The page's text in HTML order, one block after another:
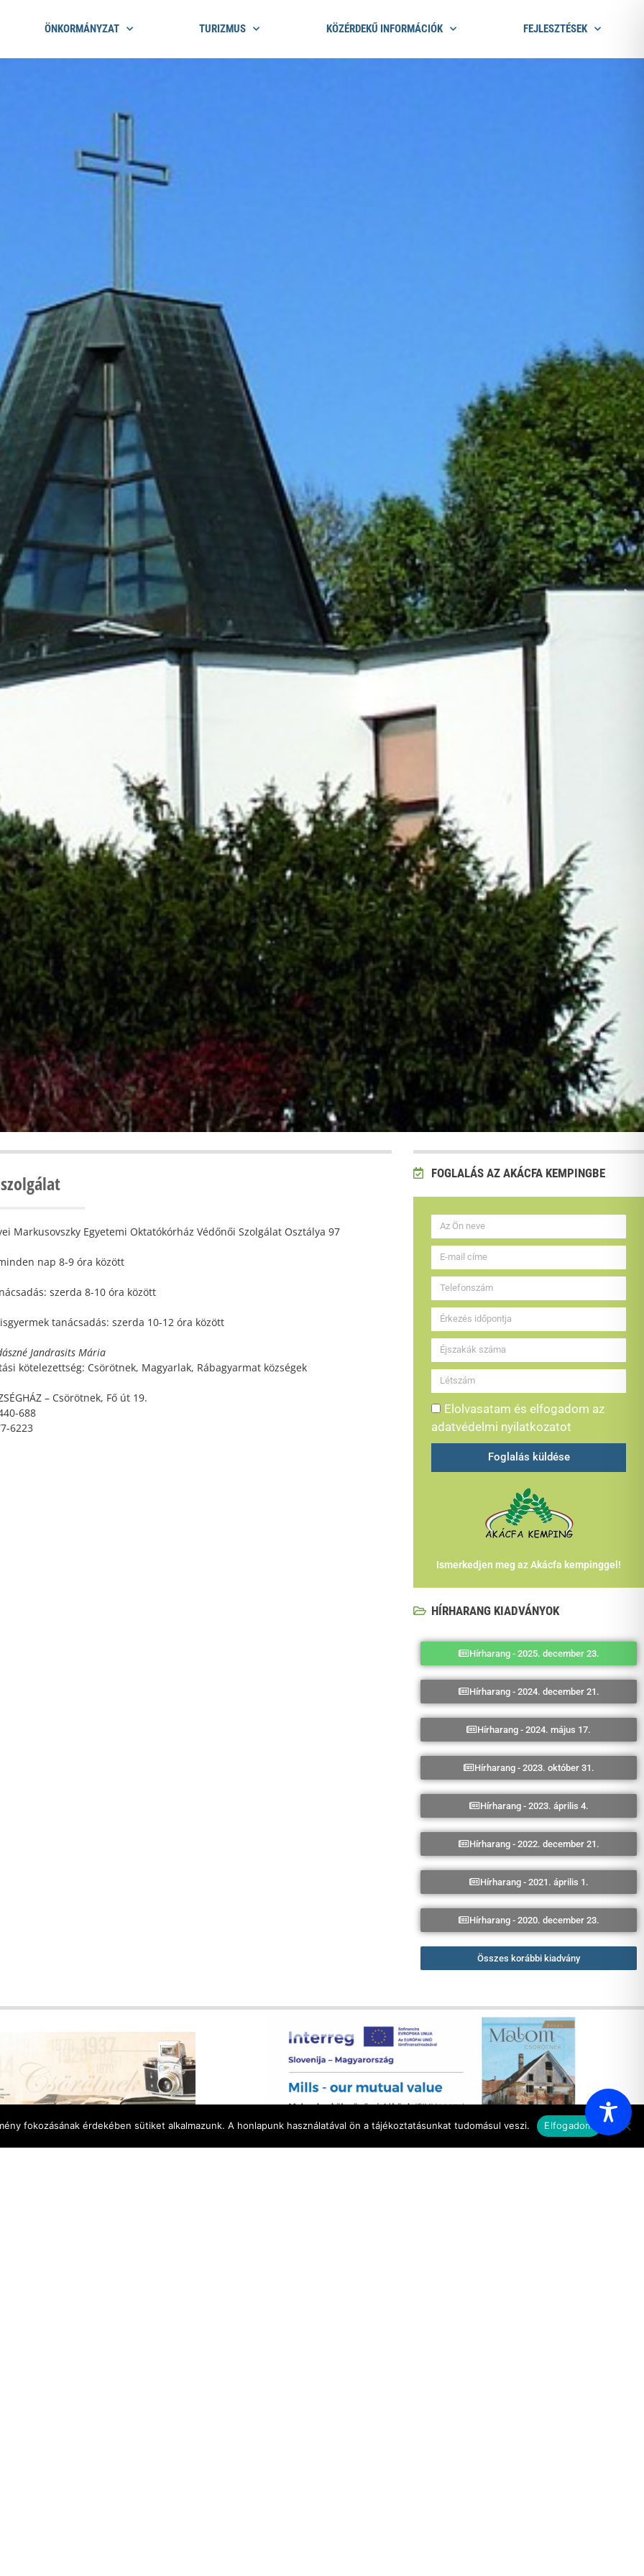
ÖNKORMÁNYZAT TURIZMUS KÖZÉRDEKŰ INFORMÁCIÓK FEJLESZTÉSEK
Markusovszky Egyetemi Oktatókórház Védőnői Szolgálat Osztálya 97
nap 8-9 óra között
szerda 8-10 óra között
tanácsadás: szerda 10-12 óra között
Jandrasits Mária
kötelezettség: Csörötnek, Magyarlak, Rábagyarmat községek
– Csörötnek, Fő út 19.
688
6223
FOGLALÁS AZ AKÁCFA KEMPINGBE
Elolvasatam és elfogadom az
adatvédelmi nyilatkozatot
Foglalás küldése
Ismerkedjen meg az Akácfa kempinggel!
HÍRHARANG KIADVÁNYOK
Hírharang - 2025. december 23.
Hírharang - 2024. december 21.
Hírharang - 2024. május 17.
Hírharang - 2023. október 31.
Hírharang - 2023. április 4.
Hírharang - 2022. december 21.
Hírharang - 2021. április 1.
Hírharang - 2020. december 23.
Összes korábbi kiadvány
fokozásának érdekében sütiket alkalmazunk. A honlapunk használatával ön a tájékoztatásunkat tudomásul veszi. Elfogadom